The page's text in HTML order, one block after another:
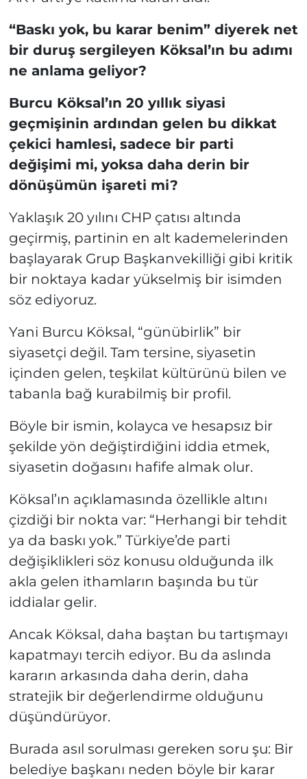
“Baskı yok, bu karar benim” diyerek net
bir duruş sergileyen Köksal’ın bu adımı
ne anlama geliyor?
Burcu Köksal’ın 20 yıllık siyasi
geçmişinin ardından gelen bu dikkat
çekici hamlesi, sadece bir parti
değişimi mi, yoksa daha derin bir
dönüşümün işareti mi?
Yaklaşık 20 yılını CHP çatısı altında
geçirmiş, partinin en alt kademelerinden
başlayarak Grup Başkanvekilliği gibi kritik
bir noktaya kadar yükselmiş bir isimden
söz ediyoruz.
Yani Burcu Köksal, “günübirlik” bir
siyasetçi değil. Tam tersine, siyasetin
içinden gelen, teşkilat kültürünü bilen ve
tabanla bağ kurabilmiş bir profil.
Böyle bir ismin, kolayca ve hesapsız bir
şekilde yön değiştirdiğini iddia etmek,
siyasetin doğasını hafife almak olur.
Köksal’ın açıklamasında özellikle altını
çizdiği bir nokta var: “Herhangi bir tehdit
ya da baskı yok.” Türkiye’de parti
değişiklikleri söz konusu olduğunda ilk
akla gelen ithamların başında bu tür
iddialar gelir.
Ancak Köksal, daha baştan bu tartışmayı
kapatmayı tercih ediyor. Bu da aslında
kararın arkasında daha derin, daha
stratejik bir değerlendirme olduğunu
düşündürüyor.
Burada asıl sorulması gereken soru şu: Bir
belediye başkanı neden böyle bir karar